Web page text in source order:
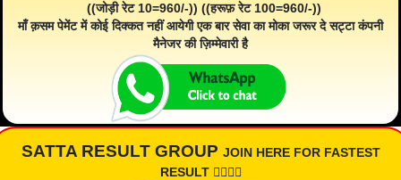
((जोड़ी रेट 10=960/-)) ((हरूफ़ रेट 100=960/-))
माँ क़सम पेमेंट में कोई दिक्कत नहीं आयेगी एक बार सेवा का मोका जरूर दे सट्टा कंपनी
मैनेजर की ज़िम्मेवारी है
SATTA RESULT GROUP JOIN HERE FOR FASTEST
RESULT 👇🏾👇🏾